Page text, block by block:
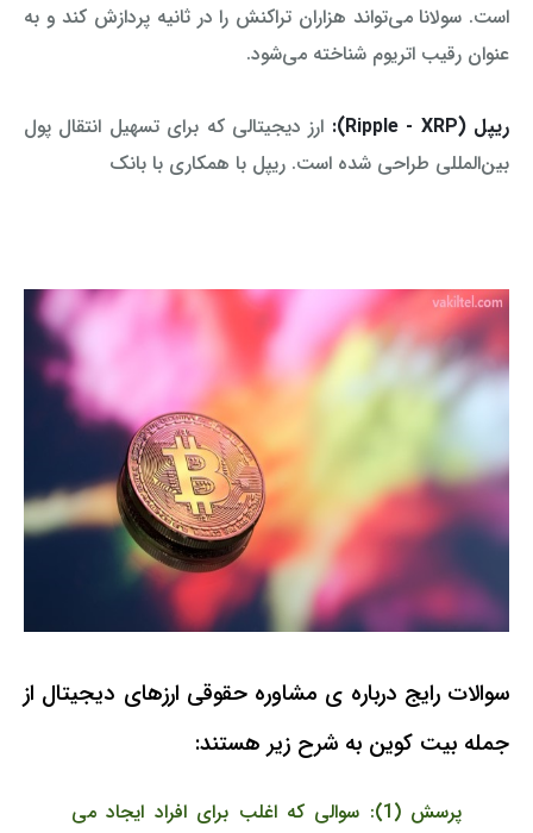
است. سولانا می‌تواند هزاران تراکنش را در ثانیه پردازش کند و به
عنوان رقیب اتریوم شناخته می‌شود.
ریپل (Ripple - XRP):
ارز دیجیتالی که برای تسهیل انتقال پول
بین‌المللی طراحی شده است. ریپل با همکاری با بانک‌
سوالات رایج درباره ی مشاوره حقوقی ارزهای دیجیتال از
جمله بیت کوین به شرح زیر هستند:
پرسش (1): سوالی که اغلب برای افراد ایجاد می